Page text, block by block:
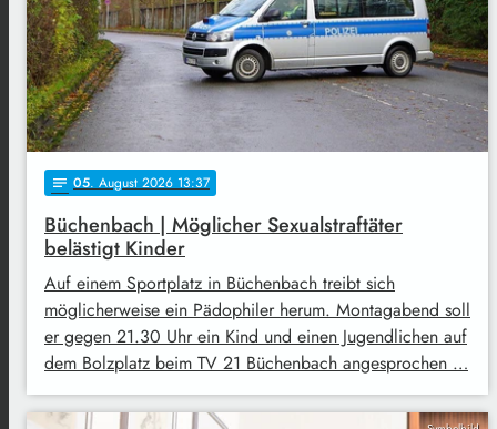
notes 05. August 2026 13:37
Büchenbach | Möglicher Sexualstraftäter
belästigt Kinder
Auf einem Sportplatz in Büchenbach treibt sich
möglicherweise ein Pädophiler herum. Montagabend soll
er gegen 21.30 Uhr ein Kind und einen Jugendlichen auf
dem Bolzplatz beim TV 21 Büchenbach angesprochen …